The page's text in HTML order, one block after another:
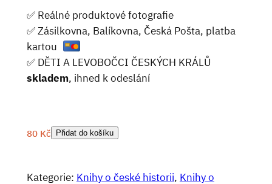
✅ Reálné produktové fotografie
✅ Zásilkovna, Balíkovna, Česká Pošta, platba
kartou
✅ DĚTI A LEVOBOČCI ČESKÝCH KRÁLŮ
skladem, ihned k odeslání
80 Kč Přidat do košíku
Kategorie: Knihy o české historii, Knihy o